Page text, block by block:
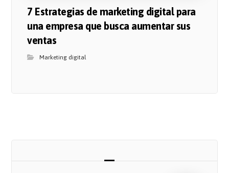
7 Estrategias de marketing digital para
una empresa que busca aumentar sus
ventas
Marketing digital